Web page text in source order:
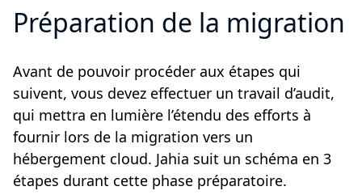
Préparation de la migration
Avant de pouvoir procéder aux étapes qui
suivent, vous devez effectuer un travail d’audit,
qui mettra en lumière l’étendu des efforts à
fournir lors de la migration vers un
hébergement cloud. Jahia suit un schéma en 3
étapes durant cette phase préparatoire.